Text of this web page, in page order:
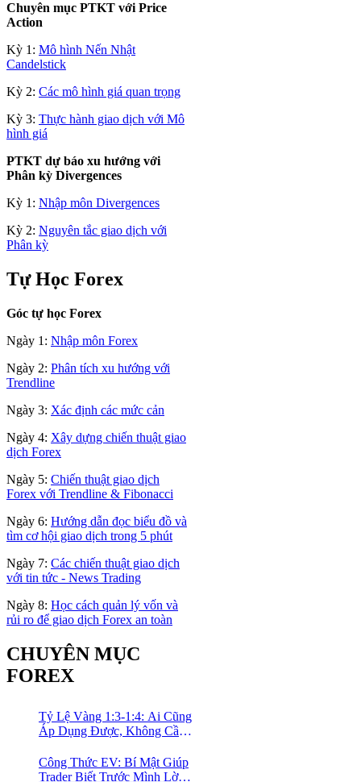
Chuyên mục PTKT với Price
Action
Kỳ 1: Mô hình Nến Nhật
Candelstick
Kỳ 2: Các mô hình giá quan trọng
Kỳ 3: Thực hành giao dịch với Mô
hình giá
PTKT dự báo xu hướng với
Phân kỳ Divergences
Kỳ 1: Nhập môn Divergences
Kỳ 2: Nguyên tắc giao dịch với
Phân kỳ
Tự Học Forex
Góc tự học Forex
Ngày 1: Nhập môn Forex
Ngày 2: Phân tích xu hướng với
Trendline
Ngày 3: Xác định các mức cản
Ngày 4: Xây dựng chiến thuật giao
dịch Forex
Ngày 5: Chiến thuật giao dịch
Forex với Trendline & Fibonacci
Ngày 6: Hướng dẫn đọc biểu đồ và
tìm cơ hội giao dịch trong 5 phút
Ngày 7: Các chiến thuật giao dịch
với tin tức - News Trading
Ngày 8: Học cách quản lý vốn và
rủi ro để giao dịch Forex an toàn
CHUYÊN MỤC
FOREX
Tỷ Lệ Vàng 1:3-1:4: Ai Cũng
Áp Dụng Được, Không Cần
Công Thức EV: Bí Mật Giúp
Trader Biết Trước Mình Lời